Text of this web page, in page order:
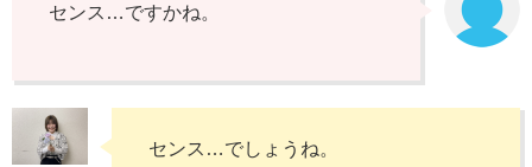
センス…ですかね。
センス…でしょうね。